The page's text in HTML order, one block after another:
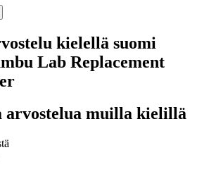
kielellä suomi
Lab Replacement
muilla kielillä